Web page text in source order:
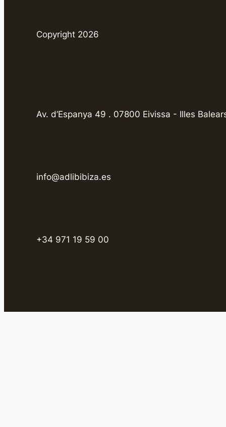
Copyright 2026
Av. d’Espanya 49 . 07800 Eivissa - Illes
info@adlibibiza.es
+34 971 19 59 00